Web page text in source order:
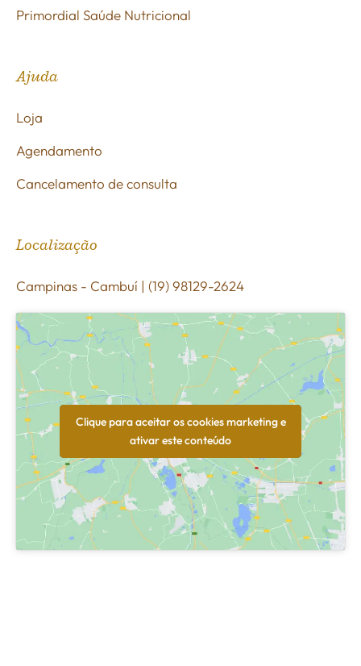
Primordial Saúde Nutricional
Ajuda
Loja
Agendamento
Cancelamento de consulta
Localização
Campinas - Cambuí | (19) 98129-2624
Clique para aceitar os cookies marketing e
ativar este conteúdo